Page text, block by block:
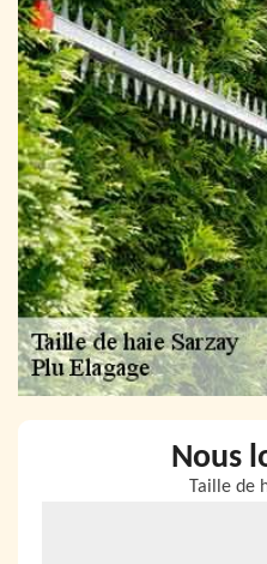
Nous
Taille de